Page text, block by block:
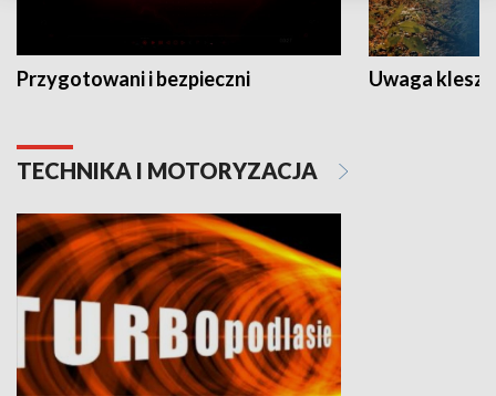
Przygotowani i bezpieczni Uwaga
TECHNIKA I MOTORYZACJA